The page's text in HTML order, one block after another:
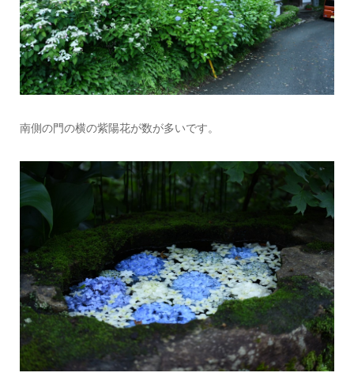
南側の門の横の紫陽花が数が多いです。